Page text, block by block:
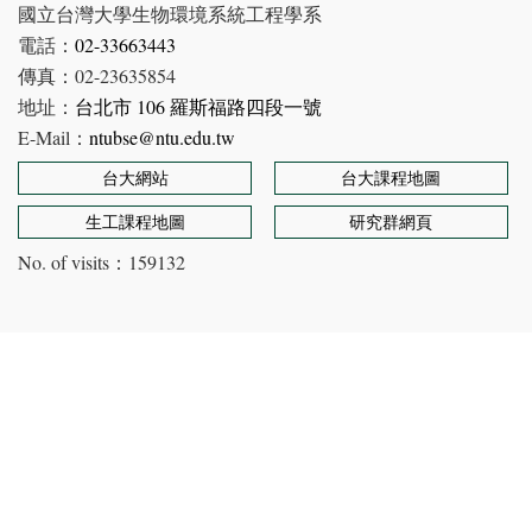
國立台灣大學生物環境系統工程學系
電話： 02-33663443
傳真：02-23635854
地址： 台北市 106 羅斯福路四段一號
E-Mail： ntubse@ntu.edu.tw
台大網站
台大課程地圖
生工課程地圖
研究群網頁
No. of visits： 159132